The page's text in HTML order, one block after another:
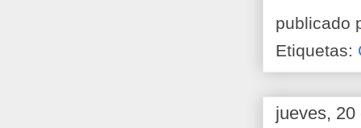
publicado
Etiquetas:
jueves, 20